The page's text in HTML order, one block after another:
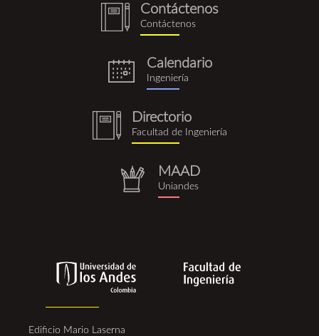
notebook
(1).png
Contáctenos
Contáctenos
eventos.png
Calendario
Ingeniería
notebook
(1).png
Directorio
Facultad de Ingeniería
repositorio.png
MAAD
Uniandes
Edificio Mario Laserna